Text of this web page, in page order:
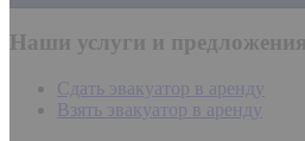
Наши услуги и предложения
Сдать эвакуатор в аренду
Взять эвакуатор в аренду